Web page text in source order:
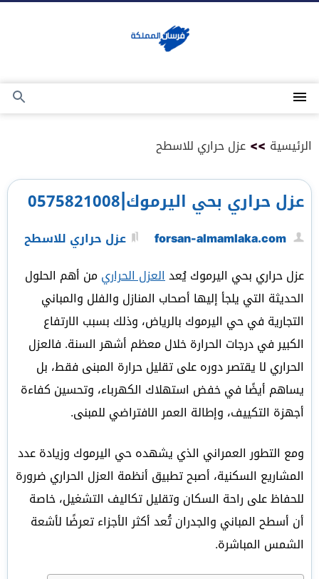
القائمة
بحث
الرئيسية >> عزل حراري للاسطح
عزل حراري بحي اليرموك|0575821008
forsan-almamlaka.com
عزل حراري للاسطح
عزل حراري بحي اليرموك يُعدالعزل الحراريمن أهم الحلول
الحديثة التي يلجأ إليها أصحاب المنازل والفلل والمباني
التجارية في حي اليرموك بالرياض، وذلك بسبب الارتفاع
الكبير في درجات الحرارة خلال معظم أشهر السنة. فالعزل
الحراري لا يقتصر دوره على تقليل حرارة المبنى فقط، بل
يساهم أيضًا في خفض استهلاك الكهرباء، وتحسين كفاءة
أجهزة التكييف، وإطالة العمر الافتراضي للمبنى.
ومع التطور العمراني الذي يشهده حي اليرموك وزيادة عدد
المشاريع السكنية، أصبح تطبيق أنظمة العزل الحراري ضرورة
للحفاظ على راحة السكان وتقليل تكاليف التشغيل، خاصة
أن أسطح المباني والجدران تُعد أكثر الأجزاء تعرضًا لأشعة
الشمس المباشرة.